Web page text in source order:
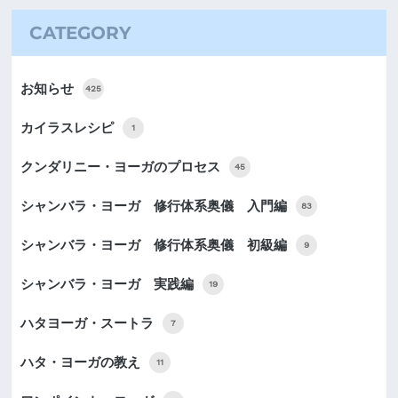
CATEGORY
お知らせ 425
カイラスレシピ 1
クンダリニー・ヨーガのプロセス 45
シャンバラ・ヨーガ 修行体系奥儀 入門編 83
シャンバラ・ヨーガ 修行体系奥儀 初級編 9
シャンバラ・ヨーガ 実践編 19
ハタヨーガ・スートラ 7
ハタ・ヨーガの教え 11